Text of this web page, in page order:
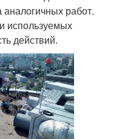
работ.
используемых
действий.